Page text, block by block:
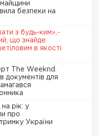
безпеки на
з будь-ким»,-
що знайде
в якості
The Weeknd.
документів для
рік: у
про
України